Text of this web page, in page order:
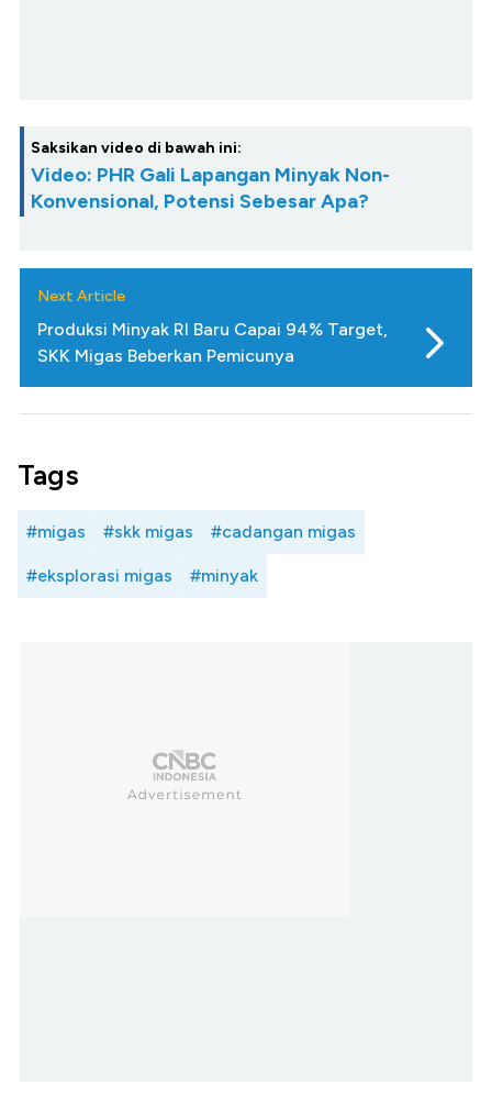
Saksikan video di bawah ini:
Video: PHR Gali Lapangan Minyak Non-
Konvensional, Potensi Sebesar Apa?
Next Article
Produksi Minyak RI Baru Capai 94% Target,
SKK Migas Beberkan Pemicunya
Tags
#migas #skk migas #cadangan migas
#eksplorasi migas #minyak